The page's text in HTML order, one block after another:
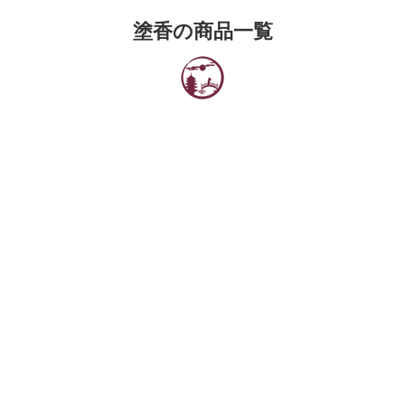
塗香の商品一覧